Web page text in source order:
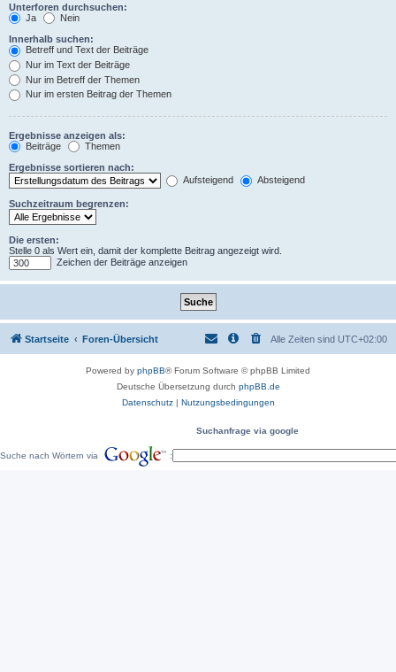
Unterforen durchsuchen:
Ja
Nein
Innerhalb suchen:
Betreff und Text der Beiträge
Nur im Text der Beiträge
Nur im Betreff der Themen
Nur im ersten Beitrag der Themen
Ergebnisse anzeigen als:
Beiträge
Themen
Ergebnisse sortieren nach:
Aufsteigend
Absteigend
Suchzeitraum begrenzen:
Die ersten:
Stelle 0 als Wert ein, damit der komplette Beitrag angezeigt wird.
Zeichen der Beiträge anzeigen
Startseite Foren-Übersicht Alle Zeiten sind UTC+02:00
Powered by phpBB® Forum Software © phpBB Limited
Deutsche Übersetzung durch phpBB.de
Datenschutz| Nutzungsbedingungen
Suchanfrage via google
Suche nach Wörtern via :